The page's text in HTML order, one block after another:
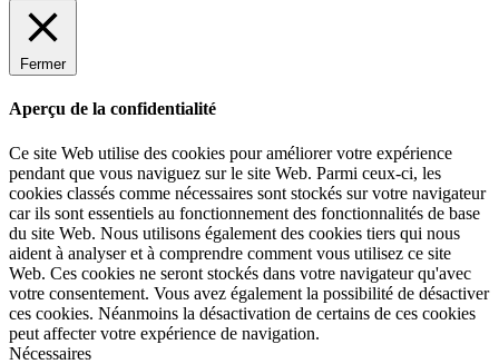
Fermer
Aperçu de la confidentialité
Ce site Web utilise des cookies pour améliorer votre expérience
pendant que vous naviguez sur le site Web. Parmi ceux-ci, les
cookies classés comme nécessaires sont stockés sur votre navigateur
car ils sont essentiels au fonctionnement des fonctionnalités de base
du site Web. Nous utilisons également des cookies tiers qui nous
aident à analyser et à comprendre comment vous utilisez ce site
Web. Ces cookies ne seront stockés dans votre navigateur qu'avec
votre consentement. Vous avez également la possibilité de désactiver
ces cookies. Néanmoins la désactivation de certains de ces cookies
peut affecter votre expérience de navigation.
Nécessaires